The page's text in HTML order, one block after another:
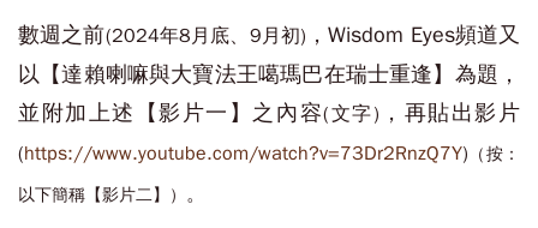
數週之前(2024年8月底、9月初) ，Wisdom Eyes頻道又
以【達賴喇嘛與大寶法王噶瑪巴在瑞士重逢】為題，
並附加上述【影片一】之內容(文字) ，再貼出影片
(https://www.youtube.com/watch?v=73Dr2RnzQ7Y) （按：
以下簡稱【影片二】） 。